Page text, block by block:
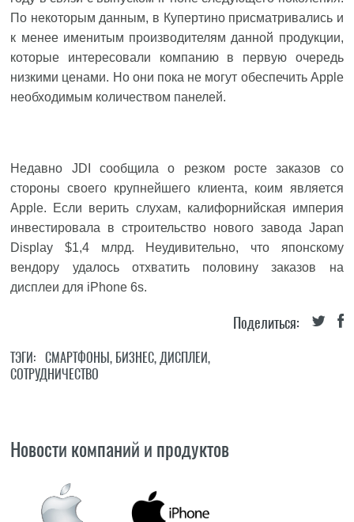
По некоторым данным, в Купертино присматривались и
к менее именитым производителям данной продукции,
которые интересовали компанию в первую очередь
низкими ценами. Но они пока не могут обеспечить Apple
необходимым количеством панелей.
Недавно JDI сообщила о резком росте заказов со
стороны своего крупнейшего клиента, коим является
Apple. Если верить слухам, калифорнийская империя
инвестировала в строительство нового завода Japan
Display $1,4 млрд. Неудивительно, что японскому
вендору удалось отхватить половину заказов на
дисплеи для iPhone 6s.
Поделиться:
ТЭГИ: СМАРТФОНЫ, БИЗНЕС, ДИСПЛЕИ,
СОТРУДНИЧЕСТВО
Новости компаний и продуктов